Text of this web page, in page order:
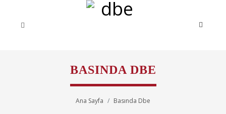
BASINDA DBE
Ana Sayfa Basında Dbe